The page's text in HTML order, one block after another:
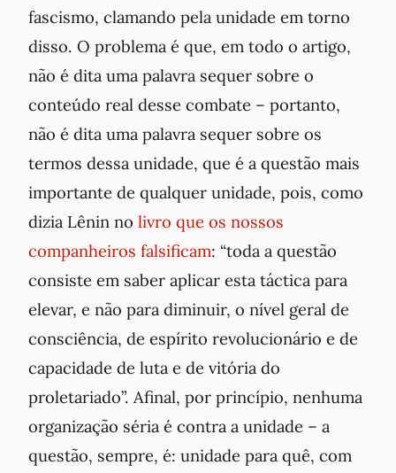
fascismo, clamando pela unidade em torno
disso. O problema é que, em todo o artigo,
não é dita uma palavra sequer sobre o
conteúdo real desse combate – portanto,
não é dita uma palavra sequer sobre os
termos dessa unidade, que é a questão mais
importante de qualquer unidade, pois, como
dizia Lênin no livro que os nossos
companheiros falsificam: “toda a questão
consiste em saber aplicar esta táctica para
elevar, e não para diminuir, o nível geral de
consciência, de espírito revolucionário e de
capacidade de luta e de vitória do
proletariado”. Afinal, por princípio, nenhuma
organização séria é contra a unidade – a
questão, sempre, é: unidade para quê, com